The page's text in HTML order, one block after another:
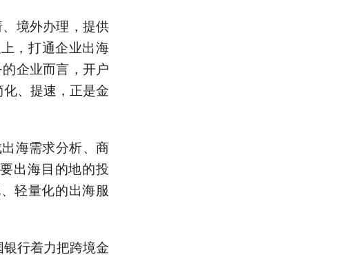
境外办理，提供
，打通企业出海
企业而言，开户
、提速，正是金
海需求分析、商
出海目的地的投
轻量化的出海服
行着力把跨境金